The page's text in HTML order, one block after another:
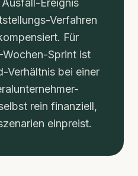
Ereignis
Verfahren
Für
Wochen-Sprint ist
Verhältnis bei einer
rein finanziell,
einpreist.